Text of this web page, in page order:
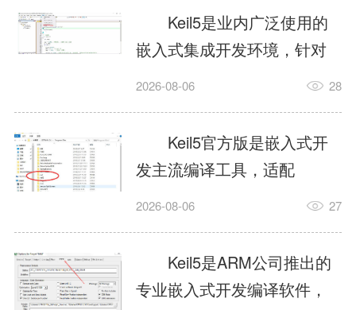
这样？因为AI，就是个只会
耍嘴皮子的书呆子。它脑子
里有海量知识，但没有真正
激发出来实力。而
AgentSkill，就是给AI大脑装
上的一双机械手，它真的能
解决很多问题。1什么是
AgentSkillSkill指...
Keil5是业内广泛使用的
嵌入式集成开发环境，针对
ARM、51内核单片机提供编
力，代码编译稳定，调试工
具成熟，大量开源项目基于
该平台开发。新项目需要单
独下载对应芯片支持包，新
手配置难度较高，正版商业
授权费用不菲，未授权版本
存在程序容量限制，适合硬
2026-08-06 28
Keil5官方版是嵌入式开
发主流编译工具，适配
STM32、51单片机等多款芯
在线调试、代码仿真，兼容
众多厂商芯片安装包。软件
需要手动添加器件库，初次
2026-08-06 27
Keil5是ARM公司推出的
专业嵌入式开发编译软件，